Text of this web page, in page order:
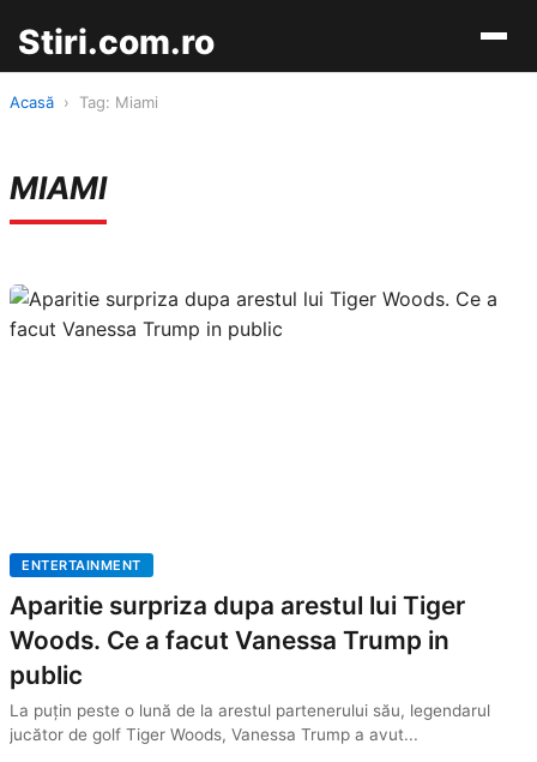
Stiri.com.ro
Acasă › Tag: Miami
MIAMI
ENTERTAINMENT
Aparitie surpriza dupa arestul lui Tiger
Woods. Ce a facut Vanessa Trump in
public
La puțin peste o lună de la arestul partenerului său, legendarul
jucător de golf Tiger Woods, Vanessa Trump a avut...